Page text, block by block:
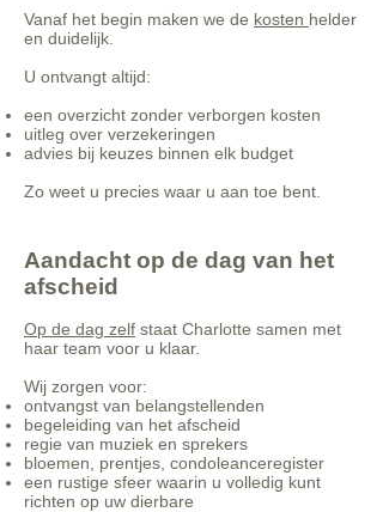
Vanaf het begin maken we de kosten helder
en duidelijk.
U ontvangt altijd:
een overzicht zonder verborgen kosten
uitleg over verzekeringen
advies bij keuzes binnen elk budget
Zo weet u precies waar u aan toe bent.
Aandacht op de dag van het
afscheid
Op de dag zelf staat Charlotte samen met
haar team voor u klaar.
Wij zorgen voor:
ontvangst van belangstellenden
begeleiding van het afscheid
regie van muziek en sprekers
bloemen, prentjes, condoleanceregister
een rustige sfeer waarin u volledig kunt
richten op uw dierbare